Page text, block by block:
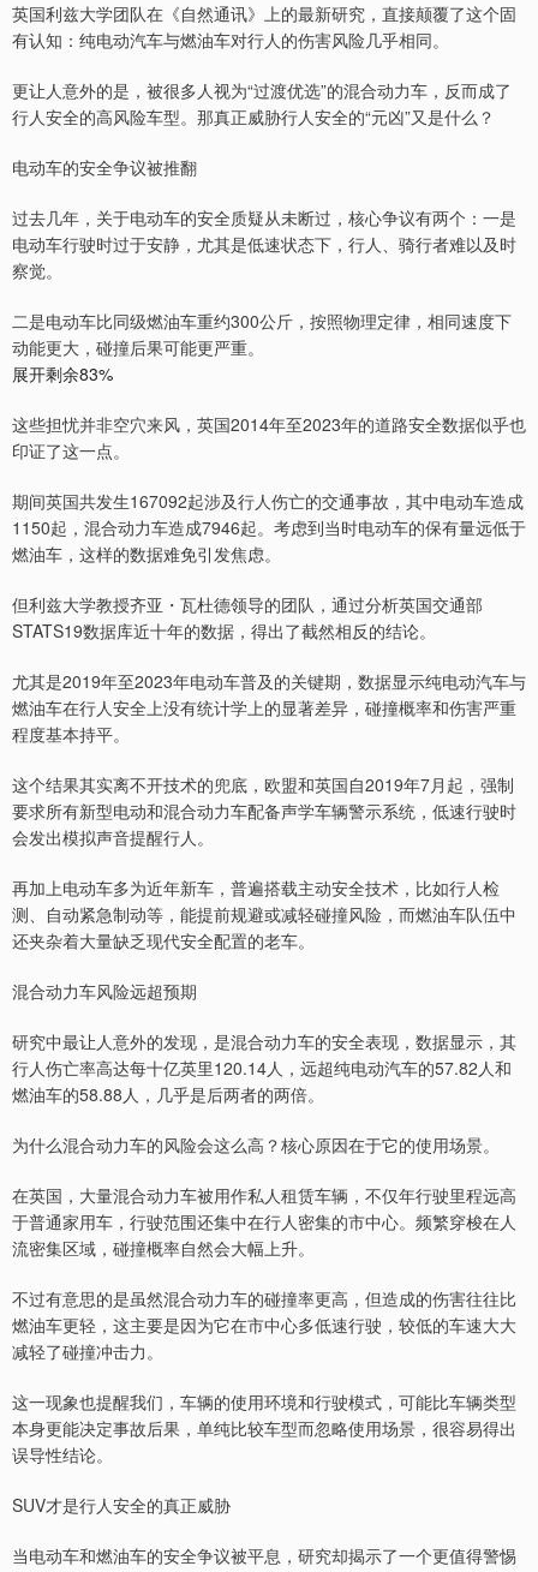
英国利兹大学团队在《自然通讯》上的最新研究，直接颠覆了这个固
有认知：纯电动汽车与燃油车对行人的伤害风险几乎相同。
更让人意外的是，被很多人视为“过渡优选”的混合动力车，反而成了
行人安全的高风险车型。那真正威胁行人安全的“元凶”又是什么？
电动车的安全争议被推翻
过去几年，关于电动车的安全质疑从未断过，核心争议有两个：一是
电动车行驶时过于安静，尤其是低速状态下，行人、骑行者难以及时
察觉。
二是电动车比同级燃油车重约300公斤，按照物理定律，相同速度下
动能更大，碰撞后果可能更严重。
展开剩余83%
这些担忧并非空穴来风，英国2014年至2023年的道路安全数据似乎也
印证了这一点。
期间英国共发生167092起涉及行人伤亡的交通事故，其中电动车造成
1150起，混合动力车造成7946起。考虑到当时电动车的保有量远低于
燃油车，这样的数据难免引发焦虑。
但利兹大学教授齐亚・瓦杜德领导的团队，通过分析英国交通部
STATS19数据库近十年的数据，得出了截然相反的结论。
尤其是2019年至2023年电动车普及的关键期，数据显示纯电动汽车与
燃油车在行人安全上没有统计学上的显著差异，碰撞概率和伤害严重
程度基本持平。
这个结果其实离不开技术的兜底，欧盟和英国自2019年7月起，强制
要求所有新型电动和混合动力车配备声学车辆警示系统，低速行驶时
会发出模拟声音提醒行人。
再加上电动车多为近年新车，普遍搭载主动安全技术，比如行人检
测、自动紧急制动等，能提前规避或减轻碰撞风险，而燃油车队伍中
还夹杂着大量缺乏现代安全配置的老车。
混合动力车风险远超预期
研究中最让人意外的发现，是混合动力车的安全表现，数据显示，其
行人伤亡率高达每十亿英里120.14人，远超纯电动汽车的57.82人和
燃油车的58.88人，几乎是后两者的两倍。
为什么混合动力车的风险会这么高？核心原因在于它的使用场景。
在英国，大量混合动力车被用作私人租赁车辆，不仅年行驶里程远高
于普通家用车，行驶范围还集中在行人密集的市中心。频繁穿梭在人
流密集区域，碰撞概率自然会大幅上升。
不过有意思的是虽然混合动力车的碰撞率更高，但造成的伤害往往比
燃油车更轻，这主要是因为它在市中心多低速行驶，较低的车速大大
减轻了碰撞冲击力。
这一现象也提醒我们，车辆的使用环境和行驶模式，可能比车辆类型
本身更能决定事故后果，单纯比较车型而忽略使用场景，很容易得出
误导性结论。
SUV才是行人安全的真正威胁
当电动车和燃油车的安全争议被平息，研究却揭示了一个更值得警惕